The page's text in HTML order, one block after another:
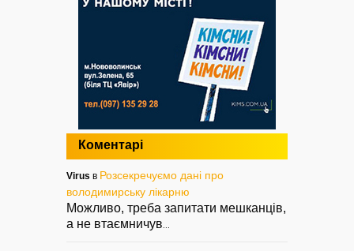
Коментарі
Virus в Розсекречуємо дані про
володимирську лікарню
Можливо, треба запитати мешканців,
а не втаємничув